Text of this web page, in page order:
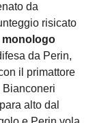
da
risicato
da Perin,
il primattore
Bianconeri
alto dal